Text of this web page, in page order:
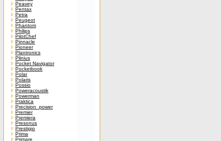
Peavey
Pentax
Petra
Peugeot
Phantom
Philips
PilotChef
Pinnacle
Pioneer
Plantronics
Plinius
Pocket Navigator
Pocketbook
Polar
Polaris
Possio
Poweracoustik
Powerman
Praktica
Precision_power
Premier
Premiera
Presonus
Prestigio
Prima
Primare